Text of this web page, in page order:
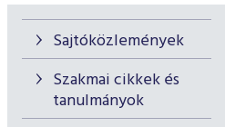
Sajtóközlemények
Szakmai cikkek és
tanulmányok